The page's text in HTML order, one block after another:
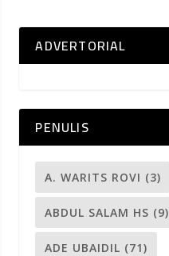
ADVERTORIAL
PENULIS
A. WARITS ROVI (3)
ABDUL SALAM HS (9)
ADE UBAIDIL (71)